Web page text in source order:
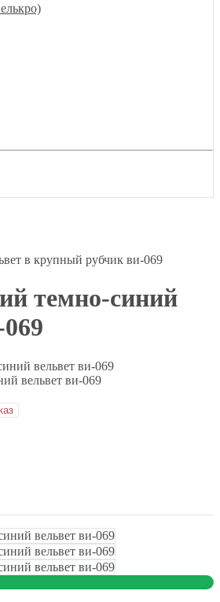
в крупный рубчик ви-069
темно-синий
вельвет ви-069